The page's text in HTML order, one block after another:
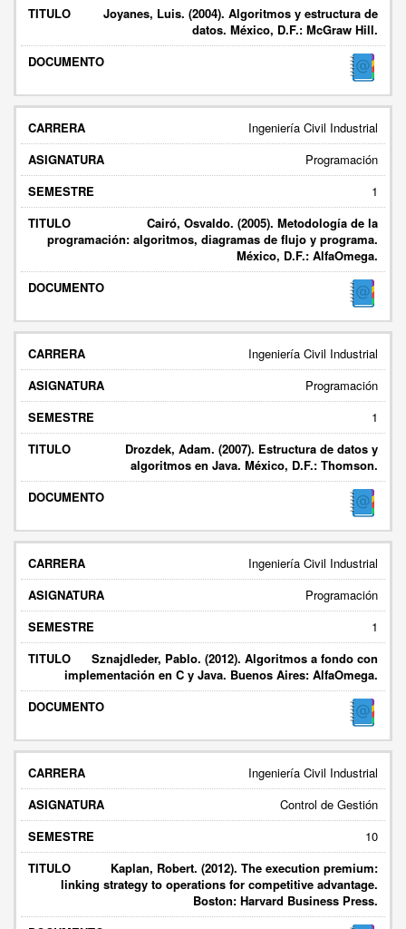
Joyanes, Luis. (2004). Algoritmos y estructura de
datos. México, D.F.: McGraw Hill.
Ingeniería Civil Industrial
Programación
1
Cairó, Osvaldo. (2005). Metodología de la
programación: algoritmos, diagramas de flujo y programa.
México, D.F.: AlfaOmega.
Ingeniería Civil Industrial
Programación
1
Drozdek, Adam. (2007). Estructura de datos y
algoritmos en Java. México, D.F.: Thomson.
Ingeniería Civil Industrial
Programación
1
Sznajdleder, Pablo. (2012). Algoritmos a fondo con
implementación en C y Java. Buenos Aires: AlfaOmega.
Ingeniería Civil Industrial
Control de Gestión
10
Kaplan, Robert. (2012). The execution premium:
linking strategy to operations for competitive advantage.
Boston: Harvard Business Press.